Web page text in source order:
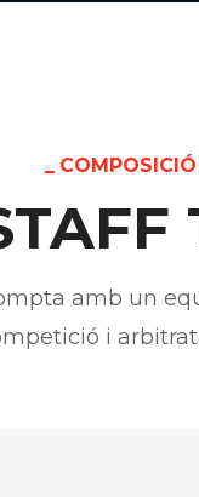
amb un
i